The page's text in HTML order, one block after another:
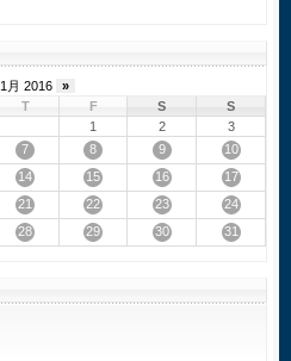
1月 2016
»
T F S
S
1
2
3
7 8 9
10
14 15 16
17
21 22 23
24
28 29 30 31